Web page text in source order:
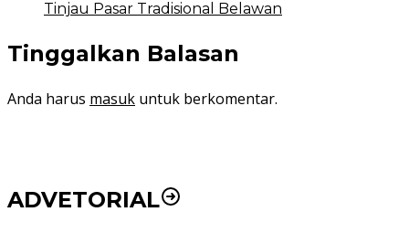
Tinjau Pasar Tradisional Belawan
Tinggalkan Balasan
Anda harus masuk untuk berkomentar.
ADVETORIAL